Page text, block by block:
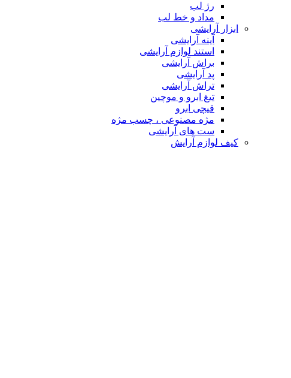
رژ لب
مداد و خط لب
ابزار آرایشی
آینه آرایشی
استند لوازم آرایشی
براش آرایشی
پد آرایشی
تراش آرایشی
تیغ ابرو و موچین
قیچی ابرو
مژه مصنوعی ، چسب مژه
ست های آرایشی
کیف لوازم آرایش